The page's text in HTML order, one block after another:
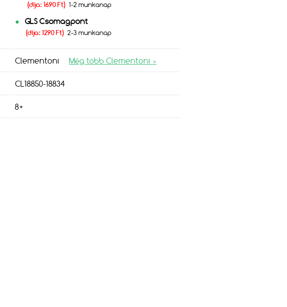
(díja: 1690 Ft) 1-2 munkanap
GLS Csomagpont
(díja: 1290 Ft) 2-3 munkanap
Clementoni Még több Clementoni »
CL18850-18834
8+